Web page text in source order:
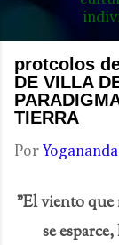
protcolos
DE VILLA
TIERRA
Por
"El viento que
se